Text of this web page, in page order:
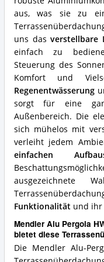
aus, was sie zu
uns dasverstellbare
einfach zu
Steuerung des
Komfort und
Regenentwässerung
sorgt für eine
Außenbereich. Die
sich mühelos mit
verleiht jedem
einfachen
ausgezeichnete
Funktionalitätund ihr
Mendler Alu Pergola
bietet diese
Die Mendler Alu-
diese
Terrassenüberdachung?